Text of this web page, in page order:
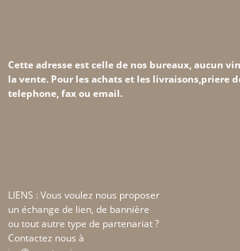
Cette adresse est celle de nos bureaux, aucun
la vente. Pour les achats et les livraisons,priere
telephone, fax ou email.
LIENS : Vous voulez nous proposer
un échange de lien, de bannière
ou tout autre type de partenariat ?
Contactez nous à